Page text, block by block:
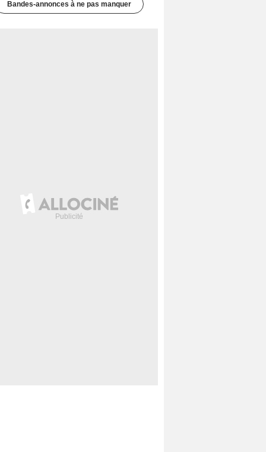
Bandes-annonces à ne pas manquer